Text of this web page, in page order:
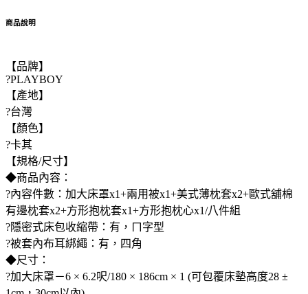
商品說明
【品牌】
?PLAYBOY
【產地】
?台灣
【顏色】
?卡其
【規格/尺寸】
◆商品內容：
?內容件數：加大床罩x1+兩用被x1+美式薄枕套x2+歐式舖棉
有邊枕套x2+方形抱枕套x1+方形抱枕心x1/八件組
?隱密式床包收縮帶：有，ㄇ字型
?被套內布耳綁繩：有，四角
◆尺寸：
?加大床罩－6 × 6.2呎/180 × 186cm × 1 (可包覆床墊高度28 ±